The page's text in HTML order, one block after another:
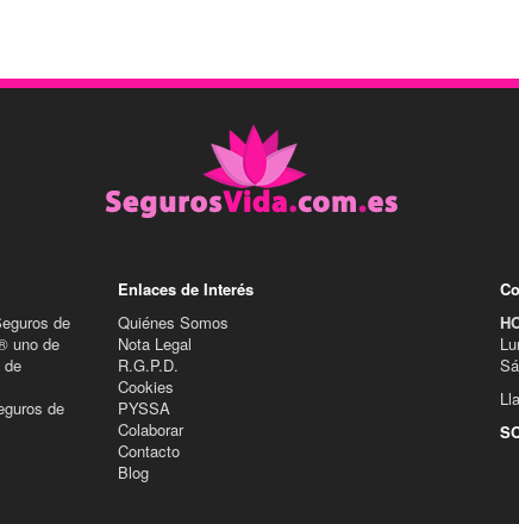
de
uno de
de
de
Enlaces de Interés
Quiénes Somos
Nota Legal
R.G.P.D.
Cookies
PYSSA
Colaborar
Contacto
Blog